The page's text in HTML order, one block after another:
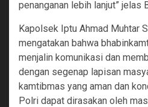
penanganan lebih lanjut” jelas
Kapolsek Iptu Ahmad Muhtar
mengatakan bahwa
menjalin komunikasi dan
dengan segenap lapisan
kamtibmas yang aman dan
Polri dapat dirasakan oleh